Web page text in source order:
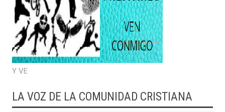
Y VE
LA VOZ DE LA COMUNIDAD CRISTIANA